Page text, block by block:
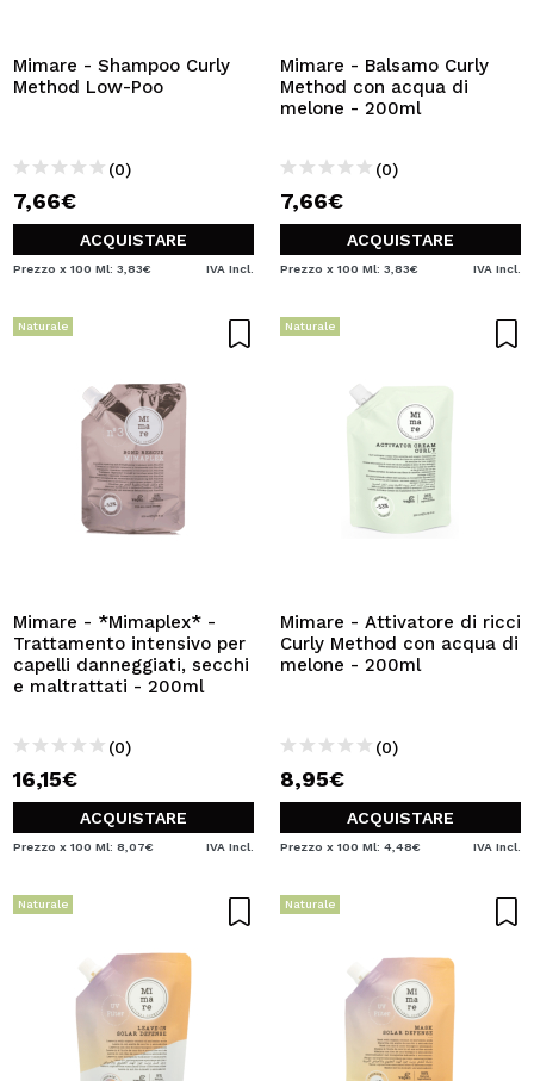
Creando un account su Maquibeauty.it potrai fare i tuoi
acquisti velocemente, controllare lo stato dei tuoi ordini e
consultare le tue operazioni precedenti.
CREARE UN ACCOUNT
Mimare - Shampoo Curly
Method Low-Poo
(0)
7,66€
ACQUISTARE
Prezzo x 100 Ml: 3,83€ IVA Incl.
Mimare - Balsamo Curly
Method con acqua di
melone - 200ml
(0)
7,66€
ACQUISTARE
Prezzo x 100 Ml: 3,83€ IVA Incl.
Naturale
Mimare - *Mimaplex* -
Trattamento intensivo per
capelli danneggiati, secchi
e maltrattati - 200ml
(0)
16,15€
ACQUISTARE
Prezzo x 100 Ml: 8,07€ IVA Incl.
Naturale
Mimare - Attivatore di ricci
Curly Method con acqua di
melone - 200ml
(0)
8,95€
ACQUISTARE
Prezzo x 100 Ml: 4,48€ IVA Incl.
Naturale Naturale